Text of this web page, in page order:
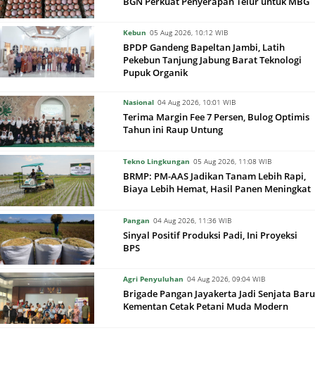
Kebun 05 Aug 2026, 10:12 WIB
BPDP Gandeng Bapeltan Jambi, Latih
Pekebun Tanjung Jabung Barat Teknologi
Pupuk Organik
Nasional 04 Aug 2026, 10:01 WIB
Terima Margin Fee 7 Persen, Bulog Optimis
Tahun ini Raup Untung
Tekno Lingkungan 05 Aug 2026, 11:08 WIB
BRMP: PM-AAS Jadikan Tanam Lebih Rapi,
Biaya Lebih Hemat, Hasil Panen Meningkat
Pangan 04 Aug 2026, 11:36 WIB
Sinyal Positif Produksi Padi, Ini Proyeksi
BPS
Agri Penyuluhan 04 Aug 2026, 09:04 WIB
Brigade Pangan Jayakerta Jadi Senjata Baru
Kementan Cetak Petani Muda Modern